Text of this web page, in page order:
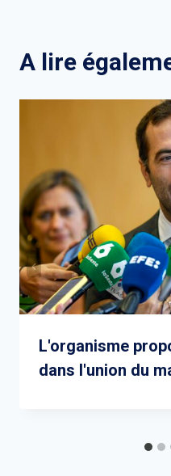
A lire
L'organisme
dans l'union du